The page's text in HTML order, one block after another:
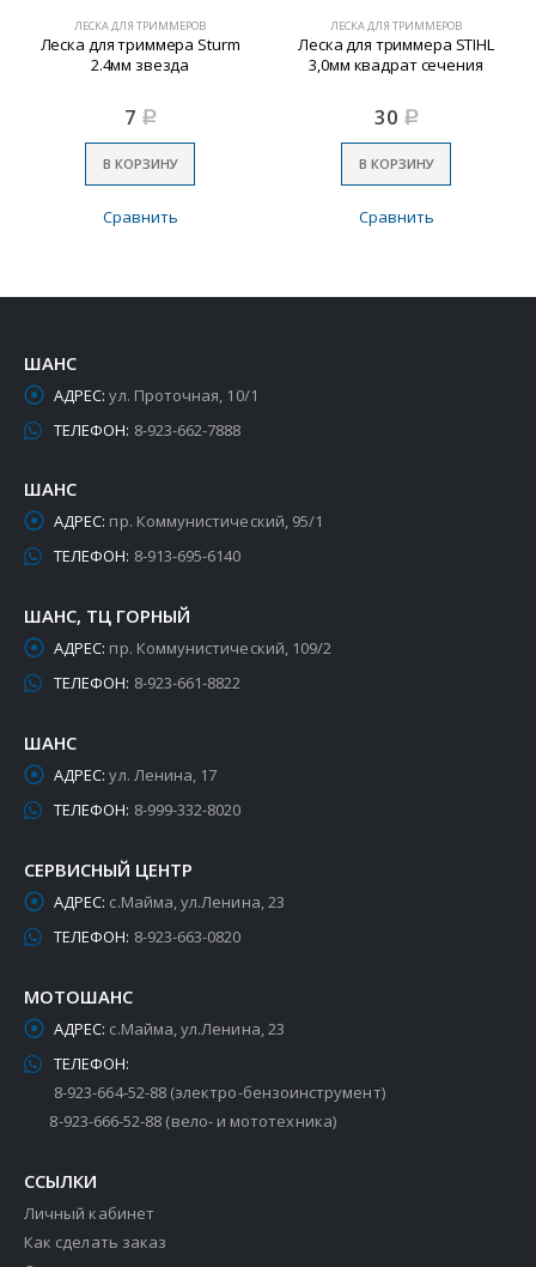
ЛЕСКА ДЛЯ ТРИММЕРОВ
Леска для триммера Sturm
2.4мм звезда
7 Р
В КОРЗИНУ
Сравнить
ЛЕСКА ДЛЯ ТРИММЕРОВ
Леска для триммера STIHL
3,0мм квадрат сечения
30 Р
В КОРЗИНУ
Сравнить
ШАНС
АДРЕС: ул. Проточная, 10/1
ТЕЛЕФОН: 8-923-662-7888
ШАНС
АДРЕС: пр. Коммунистический, 95/1
ТЕЛЕФОН: 8-913-695-6140
ШАНС, ТЦ ГОРНЫЙ
АДРЕС: пр. Коммунистический, 109/2
ТЕЛЕФОН: 8-923-661-8822
ШАНС
АДРЕС: ул. Ленина, 17
ТЕЛЕФОН: 8-999-332-8020
СЕРВИСНЫЙ ЦЕНТР
АДРЕС: с.Майма, ул.Ленина, 23
ТЕЛЕФОН: 8-923-663-0820
МОТОШАНС
АДРЕС: с.Майма, ул.Ленина, 23
ТЕЛЕФОН:
8-923-664-52-88 (электро-бензоинструмент)
8-923-666-52-88 (вело- и мототехника)
ССЫЛКИ
Личный кабинет
Как сделать заказ